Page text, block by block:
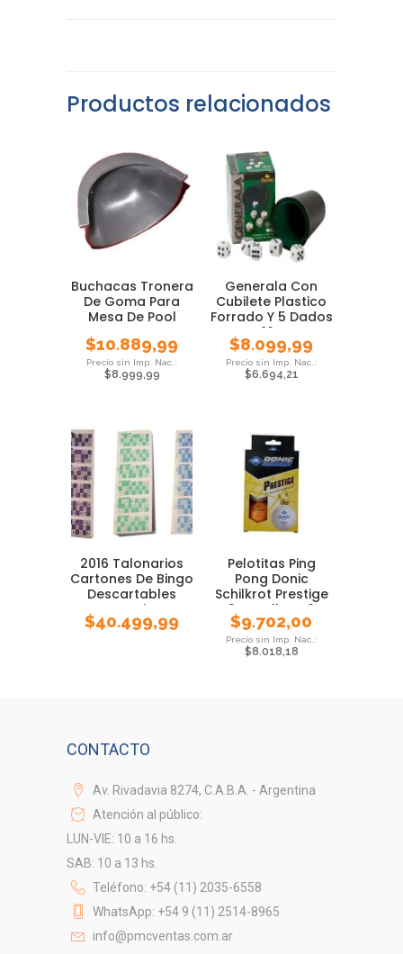
Productos relacionados
Buchacas Tronera
De Goma Para
Mesa De Pool
$10.889,99
$8.999,99
Generala Con
Cubilete Plastico
Forrado Y 5 Dados
De 16 Mm
$8.099,99
$6.694,21
2016 Talonarios
Cartones De Bingo
Descartables
Loteria
$40.499,99
Pelotitas Ping
Pong Donic
Schilkrot Prestige
2 Estrellas X6
$9.702,00
$8.018,18
CONTACTO
Av. Rivadavia 8274, C.A.B.A. - Argentina
Atención al público:
LUN-VIE: 10 a 16 hs.
SAB: 10 a 13 hs.
Teléfono: +54 (11) 2035-6558
WhatsApp: +54 9 (11) 2514-8965
info@pmcventas.com.ar